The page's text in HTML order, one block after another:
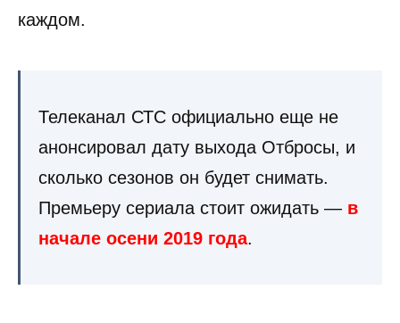
каждом.
Телеканал СТС официально еще не
анонсировал дату выхода Отбросы, и
сколько сезонов он будет снимать.
Премьеру сериала стоит ожидать — в
начале осени 2019 года.